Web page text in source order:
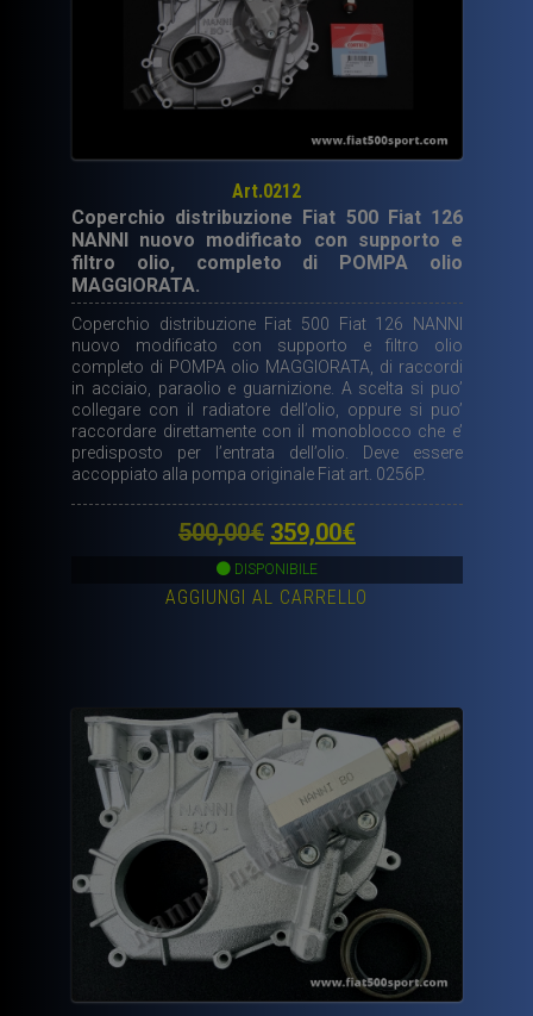
Art.0212
Coperchio distribuzione Fiat 500 Fiat 126
NANNI nuovo modificato con supporto e
filtro olio, completo di POMPA olio
MAGGIORATA.
Coperchio distribuzione Fiat 500 Fiat 126 NANNI
nuovo modificato con supporto e filtro olio
completo di POMPA olio MAGGIORATA, di raccordi
in acciaio, paraolio e guarnizione. A scelta si puo’
collegare con il radiatore dell’olio, oppure si puo’
raccordare direttamente con il monoblocco che e’
predisposto per l’entrata dell’olio. Deve essere
accoppiato alla pompa originale Fiat art. 0256P.
500,00€ Il
prezzo
originale
359,00€Il
attuale
DISPONIBILE
AGGIUNGI AL CARRELLO